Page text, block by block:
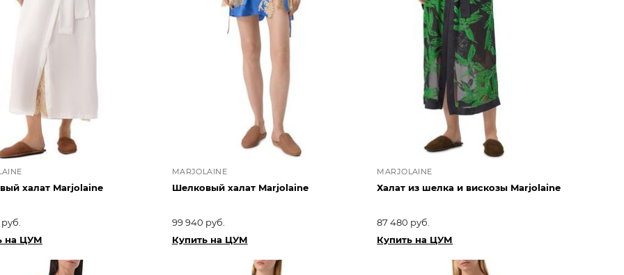
халат Marjolaine
на ЦУМ
MARJOLAINE
Шелковый халат Marjolaine
99 940 руб.
Купить на ЦУМ
MARJOLAINE
Халат из шелка и вискозы Marjolaine
87 480 руб.
Купить на ЦУМ